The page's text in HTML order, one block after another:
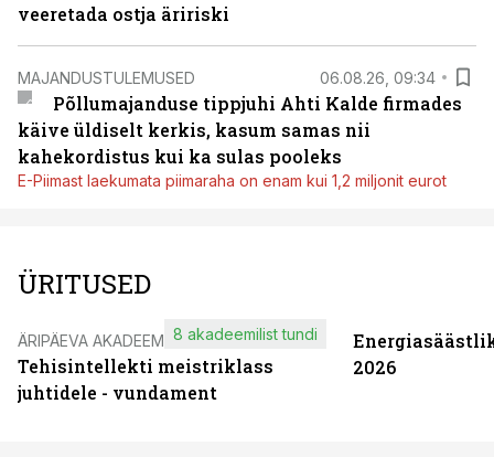
veeretada ostja äririski
MAJANDUSTULEMUSED 06.08.26, 09:34
Põllumajanduse tippjuhi Ahti Kalde firmades
käive üldiselt kerkis, kasum samas nii
kahekordistus kui ka sulas pooleks
E-Piimast laekumata piimaraha on enam kui 1,2 miljonit eurot
ÜRITUSED
ÄRIPÄEVA AKADEEMIA
Tehisintellekti meistriklass
juhtidele - vundament
8 akadeemilist tundi
2026